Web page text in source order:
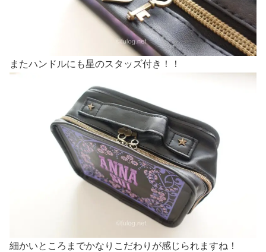
またハンドルにも星のスタッズ付き！！
細かいところまでかなりこだわりが感じられますね！